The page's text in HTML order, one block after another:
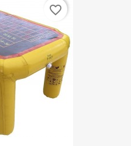
favorite_border